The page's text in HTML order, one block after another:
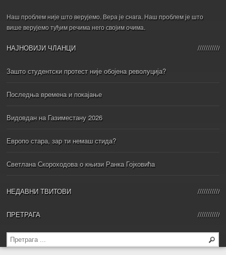
Наш проблем није што верујемо. Вера је снага. Наш проблем је што
више верујемо туђим речима него својим очима.
НАЈНОВИЈИ ЧЛАНЦИ
Зашто студентски протест није обојена револуција?
Последња времена и покајање
Видовдан на Газиместану 2026
Европо стара, зар ти немаш стида?
Светлана Скороходова о књизи Ранка Гојковића
НЕДАВНИ ТВИТОВИ
ПРЕТРАГА